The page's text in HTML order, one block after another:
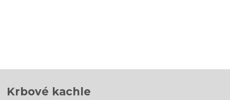
Krbové kachle